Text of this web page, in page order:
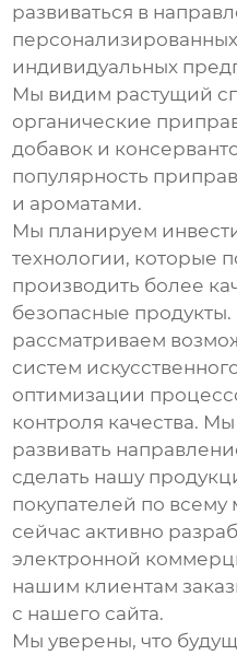
развиваться в
индивидуальных
Мы видим растущий
органические
добавок и
популярность
и ароматами.
Мы планируем
технологии, которые
производить более
безопасные продукты.
рассматриваем
систем
оптимизации
контроля качества.
развивать
сделать нашу
покупателей по
сейчас активно
электронной
нашим клиентам
с нашего сайта.
Мы уверены, что